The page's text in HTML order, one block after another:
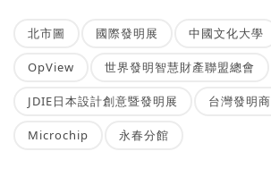
北市圖 國際發明展 中國文化大學
OpView 世界發明智慧財產聯盟總會
JDIE日本設計創意暨發明展 台灣發明
Microchip 永春分館